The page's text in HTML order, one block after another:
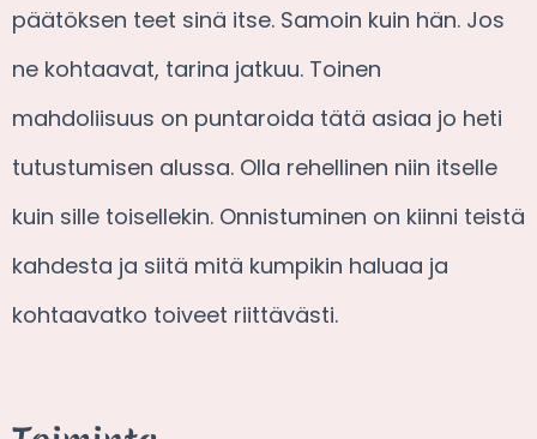
päätöksen teet sinä itse. Samoin kuin hän. Jos
ne kohtaavat, tarina jatkuu. Toinen
mahdoliisuus on puntaroida tätä asiaa jo heti
tutustumisen alussa. Olla rehellinen niin itselle
kuin sille toisellekin. Onnistuminen on kiinni teistä
kahdesta ja siitä mitä kumpikin haluaa ja
kohtaavatko toiveet riittävästi.